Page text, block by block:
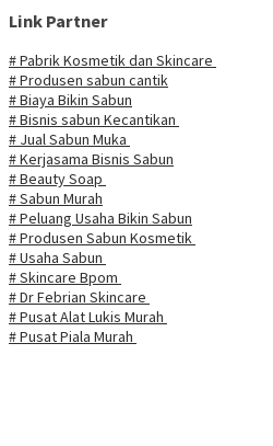
Link Partner
# Pabrik Kosmetik dan Skincare
# Produsen sabun cantik
# Biaya Bikin Sabun
# Bisnis sabun Kecantikan
# Jual Sabun Muka
# Kerjasama Bisnis Sabun
# Beauty Soap
# Sabun Murah
# Peluang Usaha Bikin Sabun
# Produsen Sabun Kosmetik
# Usaha Sabun
# Skincare Bpom
# Dr Febrian Skincare
# Pusat Alat Lukis Murah
# Pusat Piala Murah